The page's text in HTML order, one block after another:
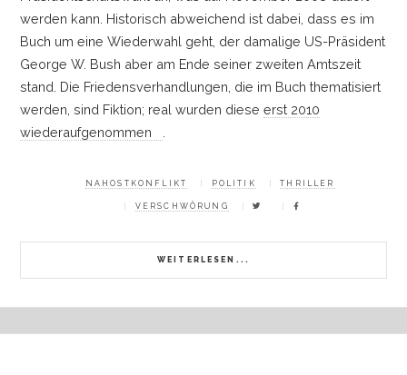
werden kann. Historisch abweichend ist dabei, dass es im
Buch um eine Wiederwahl geht, der damalige US-Präsident
George W. Bush aber am Ende seiner zweiten Amtszeit
stand. Die Friedensverhandlungen, die im Buch thematisiert
werden, sind Fiktion; real wurden diese erst 2010
wiederaufgenommen
WEITERLESEN...
NAHOSTKONFLIKT POLITIK THRILLER
VERSCHWÖRUNG